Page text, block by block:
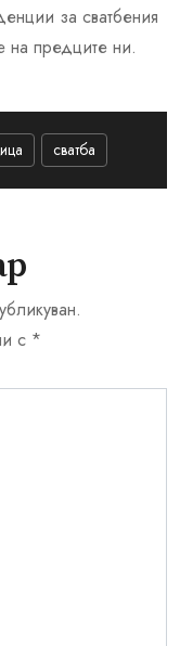
за сватбения
на предците ни.
сватба
с *